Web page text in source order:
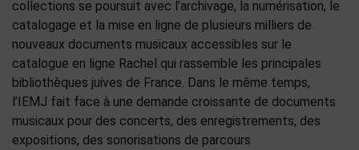
collections se poursuit avec l’archivage, la numérisation, le
catalogage et la mise en ligne de plusieurs milliers de
nouveaux documents musicaux accessibles sur le
catalogue en ligne Rachel qui rassemble les principales
bibliothèques juives de France. Dans le même temps,
l’IEMJ fait face à une demande croissante de documents
musicaux pour des concerts, des enregistrements, des
expositions, des sonorisations de parcours